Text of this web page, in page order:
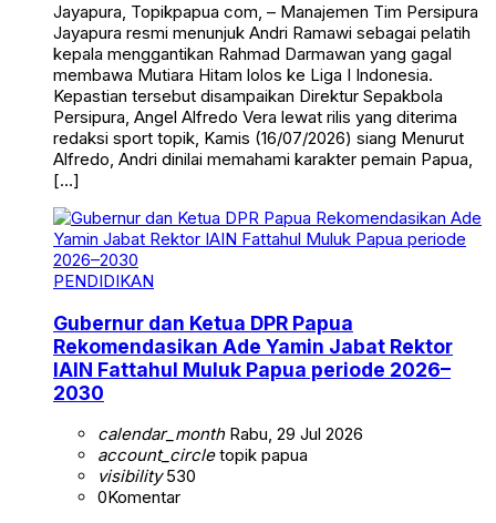
Jayapura, Topikpapua com, – Manajemen Tim Persipura
Jayapura resmi menunjuk Andri Ramawi sebagai pelatih
kepala menggantikan Rahmad Darmawan yang gagal
membawa Mutiara Hitam lolos ke Liga I Indonesia.
Kepastian tersebut disampaikan Direktur Sepakbola
Persipura, Angel Alfredo Vera lewat rilis yang diterima
redaksi sport topik, Kamis (16/07/2026) siang Menurut
Alfredo, Andri dinilai memahami karakter pemain Papua,
[…]
PENDIDIKAN
Gubernur dan Ketua DPR Papua
Rekomendasikan Ade Yamin Jabat Rektor
IAIN Fattahul Muluk Papua periode 2026–
2030
calendar_monthRabu, 29 Jul 2026
account_circletopik papua
visibility530
0Komentar